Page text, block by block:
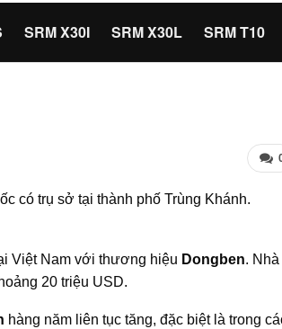
SRM X30I SRM X30L SRM T10
có trụ sở tại thành phố Trùng Khánh.
Việt Nam với thương hiệu Dongben. Nhà
20 triệu USD.
hàng năm liên tục tăng, đặc biệt là trong